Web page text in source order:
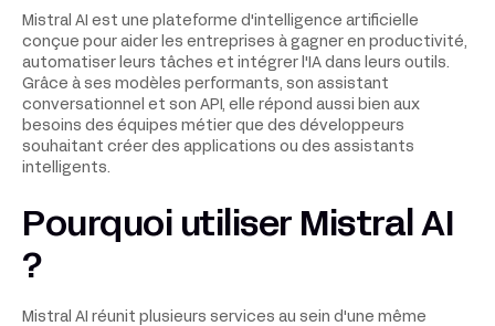
Mistral AI est une plateforme d'intelligence artificielle
conçue pour aider les entreprises à gagner en productivité,
automatiser leurs tâches et intégrer l'IA dans leurs outils.
Grâce à ses modèles performants, son assistant
conversationnel et son API, elle répond aussi bien aux
besoins des équipes métier que des développeurs
souhaitant créer des applications ou des assistants
intelligents.
Pourquoi utiliser Mistral AI
?
Mistral AI réunit plusieurs services au sein d'une même